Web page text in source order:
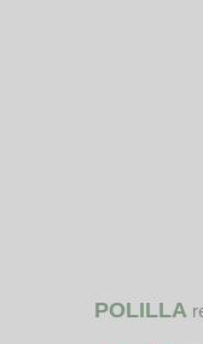
POLILLA